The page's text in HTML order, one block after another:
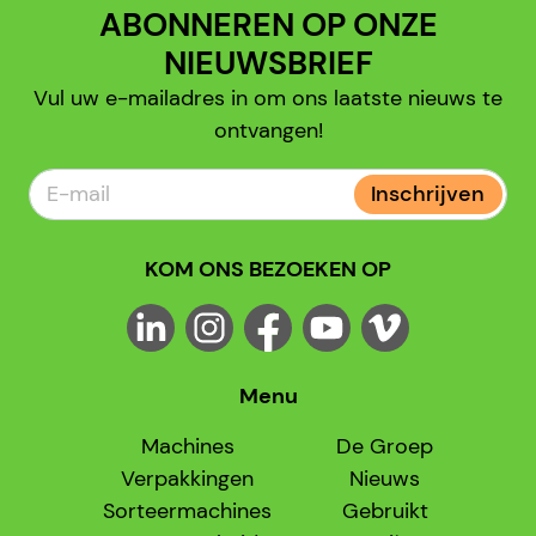
ABONNEREN OP ONZE
NIEUWSBRIEF
Vul uw e-mailadres in om ons laatste nieuws te
ontvangen!
Inschrijven
KOM ONS BEZOEKEN OP
Menu
Machines
Verpakkingen
Sorteermachines
De Groep
Nieuws
Gebruikt